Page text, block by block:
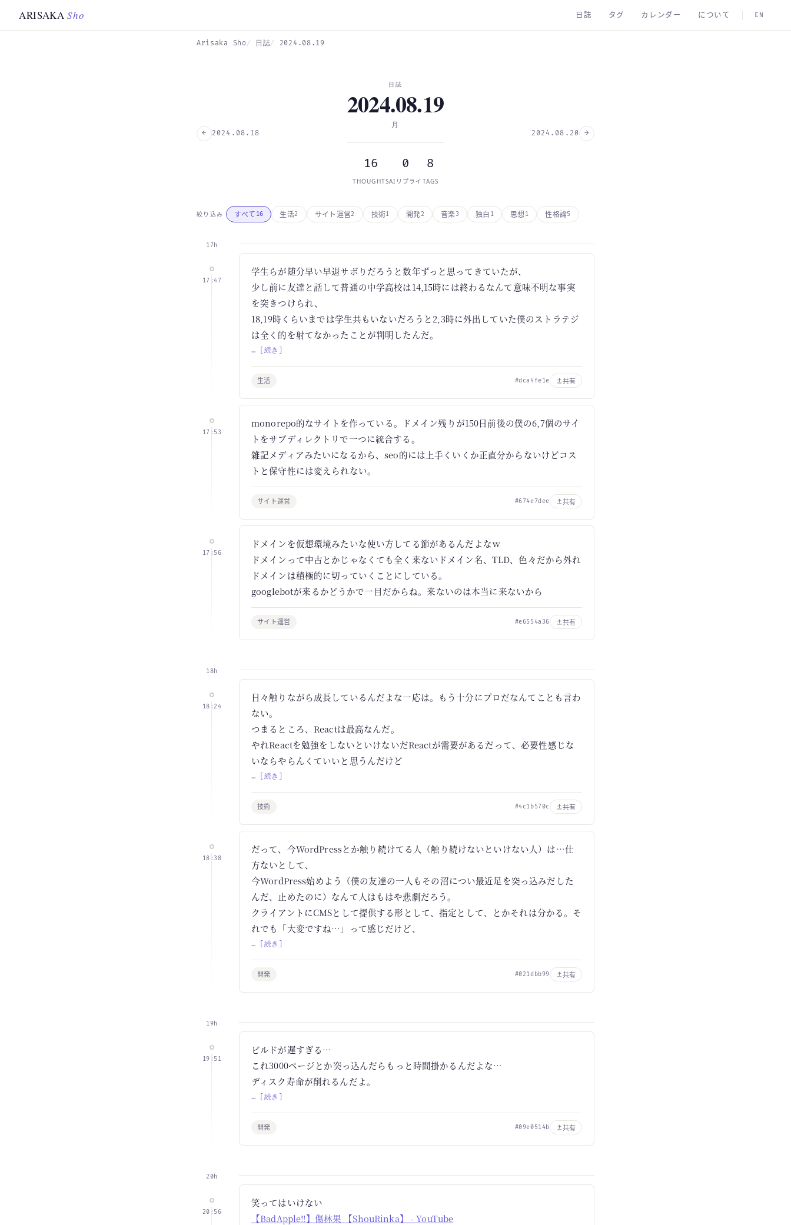
ARISAKASho 日誌 タグ カレンダー について EN
Arisaka Sho 日誌 2024.08.19
← 2024.08.18
日誌
2024.08.19
月
16
THOUGHTS
0
AIリプライ
8
TAGS
2024.08.20 →
絞り込み すべて 16 生活2 サイト運営2 技術1 開発2 音楽3 独白 1 思想1 性格論5
17h
17:47
学生らが随分早い早退サボりだろうと数年ずっと思ってきていたが、
少し前に友達と話して普通の中学高校は14,15時には終わるなんて意味不明な事実
を突きつけられ、
18,19時くらいまでは学生共もいないだろうと2,3時に外出していた僕のストラテジ
は全く的を射てなかったことが判明したんだ。
… [続き]
生活 #dca4fe1e 共有
17:53
monorepo的なサイトを作っている。ドメイン残りが150日前後の僕の6,7個のサイ
トをサブディレクトリで一つに統合する。
雑記メディアみたいになるから、seo的には上手くいくか正直分からないけどコス
トと保守性には変えられない。
サイト運営 #674e7dee 共有
17:56
ドメインを仮想環境みたいな使い方してる節があるんだよなｗ
ドメインって中古とかじゃなくても全く来ないドメイン名、TLD、色々だから外れ
ドメインは積極的に切っていくことにしている。
googlebotが来るかどうかで一目だからね。来ないのは本当に来ないから
サイト運営 #e6554a36 共有
18h
18:24
日々触りながら成長しているんだよな一応は。もう十分にプロだなんてことも言わ
ない。
つまるところ、Reactは最高なんだ。
やれReactを勉強をしないといけないだReactが需要があるだって、必要性感じな
いならやらんくていいと思うんだけど
… [続き]
技術 #4c1b570c 共有
18:38
だって、今WordPressとか触り続けてる人（触り続けないといけない人）は…仕
方ないとして、
今WordPress始めよう（僕の友達の一人もその沼につい最近足を突っ込みだした
んだ、止めたのに）なんて人はもはや悲劇だろう。
クライアントにCMSとして提供する形として、指定として、とかそれは分かる。そ
れでも「大変ですね…」って感じだけど、
… [続き]
開発 #021dbb99 共有
19h
19:51
ビルドが遅すぎる…
これ3000ページとか突っ込んだらもっと時間掛かるんだよな…
ディスク寿命が削れるんだよ。
… [続き]
開発 #09e0514b 共有
20h
20:56
笑ってはいけない
【BadApple!!】傷林果 【ShouRinka】 - YouTube